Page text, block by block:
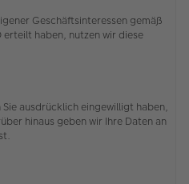
Geschäftsinteressen gemäß
erteilt haben, nutzen wir diese
ausdrücklich eingewilligt haben,
hinaus geben wir Ihre Daten an